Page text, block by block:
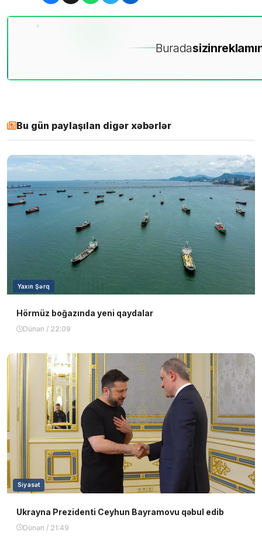
Buradasizin
Bu gün paylaşılan digər xəbərlər
Yaxın Şərq
Hörmüz boğazında yeni qaydalar
Dünən / 22:09
Siyasət
Ukrayna Prezidenti Ceyhun Bayramovu qəbul edib
Dünən / 21:49